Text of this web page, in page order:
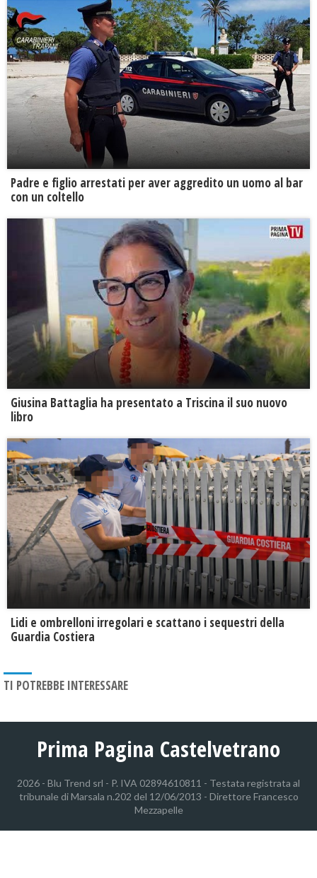
Padre e figlio arrestati per aver aggredito un uomo al bar
con un coltello
Giusina Battaglia ha presentato a Triscina il suo nuovo
libro
Lidi e ombrelloni irregolari e scattano i sequestri della
Guardia Costiera
TI POTREBBE INTERESSARE
Prima Pagina Castelvetrano
2026 - Blu Trend srl - P. IVA 02894610811 - Testata registrata al
tribunale di Marsala n.202 del 12/06/2013 - Direttore Francesco
Mezzapelle